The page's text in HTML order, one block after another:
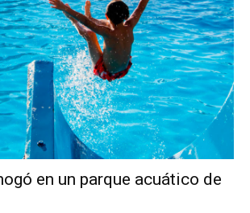
en un parque acuático de